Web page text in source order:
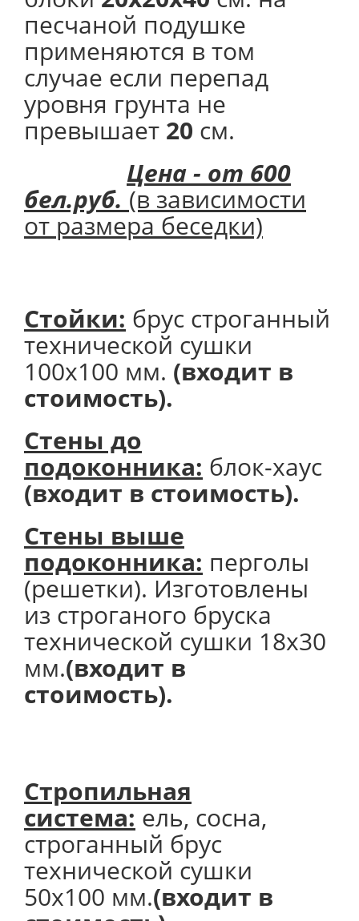
песчаной подушке
применяются в том
случае если перепад
уровня грунта не
превышает 20 см.
Цена - от 600
бел.руб. (в зависимости
от размера беседки)
Стойки: брус строганный
технической сушки
100х100 мм. (входит в
стоимость).
Стены до
подоконника: блок-хаус
(входит в стоимость).
Стены выше
подоконника: перголы
(решетки). Изготовлены
из строганого бруска
технической сушки 18х30
мм.(входит в
стоимость).
Стропильная
система: ель, сосна,
строганный брус
технической сушки
50х100 мм.(входит в